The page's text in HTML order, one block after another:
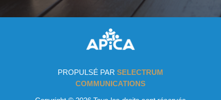
PROPULSÉ PAR SELECTRUM
COMMUNICATIONS